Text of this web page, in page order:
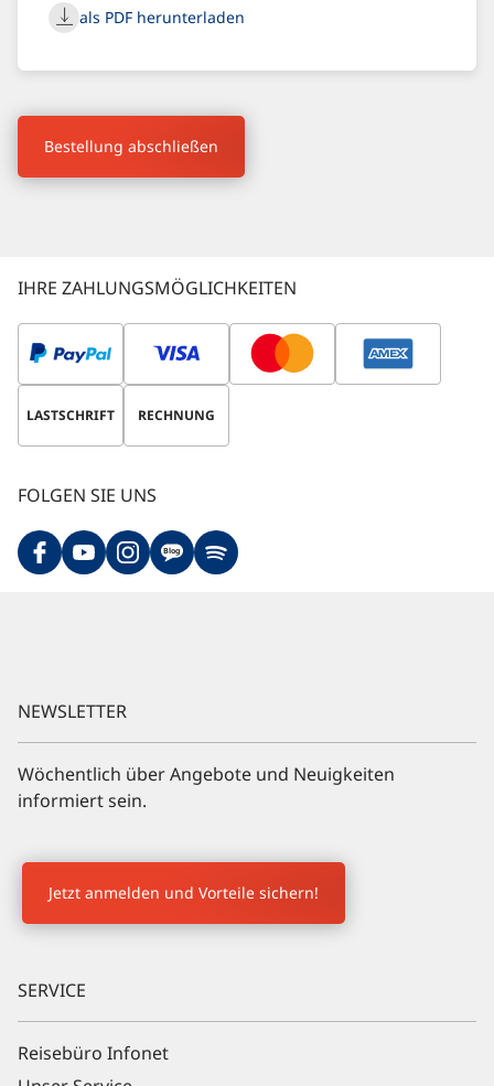
als PDF herunterladen
Bestellung abschließen
IHRE ZAHLUNGSMÖGLICHKEITEN
LASTSCHRIFT RECHNUNG
FOLGEN SIE UNS
Blog
SERVICE
Reisebüro Infonet
NEWSLETTER
Wöchentlich über Angebote und Neuigkeiten
informiert sein.
Newsletter Anmeldung
Jetzt anmelden und Vorteile sichern!